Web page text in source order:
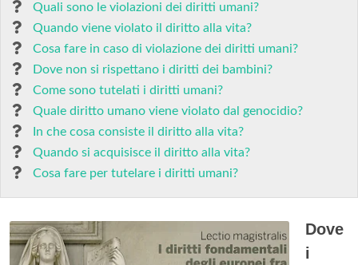
Quali sono le violazioni dei diritti umani?
Quando viene violato il diritto alla vita?
Cosa fare in caso di violazione dei diritti umani?
Dove non si rispettano i diritti dei bambini?
Come sono tutelati i diritti umani?
Quale diritto umano viene violato dal genocidio?
In che cosa consiste il diritto alla vita?
Quando si acquisisce il diritto alla vita?
Cosa fare per tutelare i diritti umani?
Dove
i